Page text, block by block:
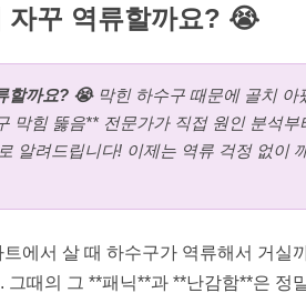
자꾸 역류할까요? 😭
할까요? 😭막힌 하수구 때문에 골치 아
막힘 뚫음** 전문가가 직접 원인 분석부
알려드립니다! 이제는 역류 걱정 없이
에서 살 때 하수구가 역류해서 거실
때의 그 **패닉**과 **난감함**은 정